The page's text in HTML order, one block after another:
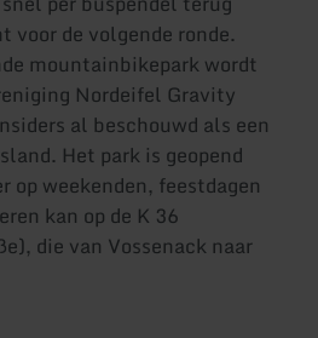
voor de volgende ronde.
mountainbikepark wordt
Nordeifel Gravity
al beschouwd als een
Het park is geopend
op weekenden, feestdagen
kan op de K 36
die van Vossenack naar